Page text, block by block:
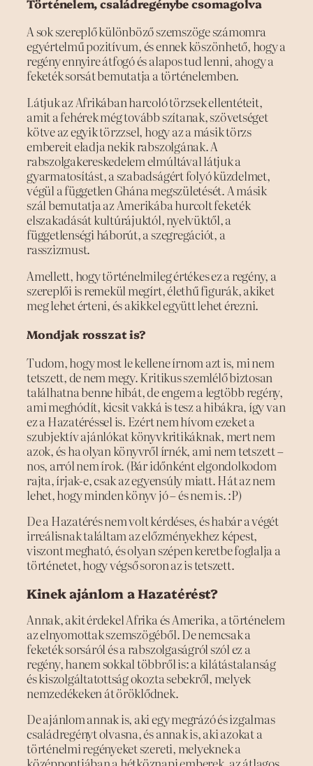
Történelem, családregénybe csomagolva
A sok szereplő különböző szemszöge számomra
egyértelmű pozitívum, és ennek köszönhető, hogy a
regény ennyire átfogó és alapos tud lenni, ahogy a
feketék sorsát bemutatja a történelemben.
Látjuk az Afrikában harcoló törzsek ellentéteit,
amit a fehérek még tovább szítanak, szövetséget
kötve az egyik törzzsel, hogy az a másik törzs
embereit eladja nekik rabszolgának. A
rabszolgakereskedelem elmúltával látjuk a
gyarmatosítást, a szabadságért folyó küzdelmet,
végül a független Ghána megszületését. A másik
szál bemutatja az Amerikába hurcolt feketék
elszakadását kultúrájuktól, nyelvüktől, a
függetlenségi háborút, a szegregációt, a
rasszizmust.
Amellett, hogy történelmileg értékes ez a regény, a
szereplői is remekül megírt, élethű figurák, akiket
meg lehet érteni, és akikkel együtt lehet érezni.
Mondjak rosszat is?
Tudom, hogy most le kellene írnom azt is, mi nem
tetszett, de nem megy. Kritikus szemlélő biztosan
találhatna benne hibát, de engem a legtöbb regény,
ami meghódít, kicsit vakká is tesz a hibákra, így van
ez a Hazatéréssel is. Ezért nem hívom ezeket a
szubjektív ajánlókat könyvkritikáknak, mert nem
azok, és ha olyan könyvről írnék, ami nem tetszett –
nos, arról nem írok. (Bár időnként elgondolkodom
rajta, írjak-e, csak az egyensúly miatt. Hát az nem
lehet, hogy minden könyv jó – és nem is. :P)
De a Hazatérés nem volt kérdéses, és habár a végét
irreálisnak találtam az előzményekhez képest,
viszont megható, és olyan szépen keretbe foglalja a
történetet, hogy végső soron az is tetszett.
Kinek ajánlom a Hazatérést?
Annak, akit érdekel Afrika és Amerika, a történelem
az elnyomottak szemszögéből. De nemcsak a
feketék sorsáról és a rabszolgaságról szól ez a
regény, hanem sokkal többről is: a kilátástalanság
és kiszolgáltatottság okozta sebekről, melyek
nemzedékeken át öröklődnek.
De ajánlom annak is, aki egy megrázó és izgalmas
családregényt olvasna, és annak is, aki azokat a
történelmi regényeket szereti, melyeknek a